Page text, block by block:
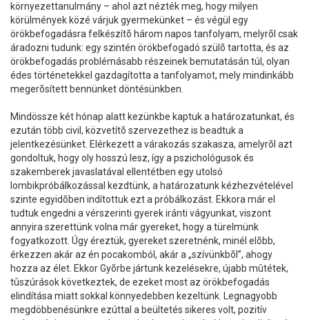
környezettanulmány – ahol azt nézték meg, hogy milyen
körülmények közé várjuk gyermekünket – és végül egy
örökbefogadásra felkészítõ három napos tanfolyam, melyrõl csak
áradozni tudunk: egy szintén örökbefogadó szülõ tartotta, és az
örökbefogadás problémásabb részeinek bemutatásán túl, olyan
édes történetekkel gazdagította a tanfolyamot, mely mindinkább
megerõsített bennünket döntésünkben.
Mindössze két hónap alatt kezünkbe kaptuk a határozatunkat, és
ezután több civil, közvetítõ szervezethez is beadtuk a
jelentkezésünket. Elérkezett a várakozás szakasza, amelyrõl azt
gondoltuk, hogy oly hosszú lesz, így a pszichológusok és
szakemberek javaslatával ellentétben egy utolsó
lombikpróbálkozással kezdtünk, a határozatunk kézhezvételével
szinte egyidõben indítottuk ezt a próbálkozást. Ekkora már el
tudtuk engedni a vérszerinti gyerek iránti vágyunkat, viszont
annyira szerettünk volna már gyereket, hogy a türelmünk
fogyatkozott. Úgy éreztük, gyereket szeretnénk, minél elõbb,
érkezzen akár az én pocakomból, akár a „szívünkbõl”, ahogy
hozza az élet. Ekkor Gyõrbe jártunk kezelésekre, újabb mûtétek,
tûszúrások következtek, de ezeket most az örökbefogadás
elindítása miatt sokkal könnyedebben kezeltünk. Legnagyobb
megdöbbenésünkre ezúttal a beültetés sikeres volt, pozitív